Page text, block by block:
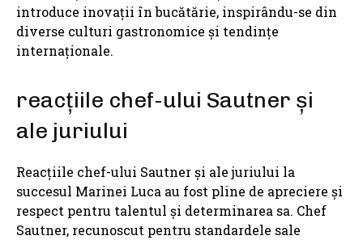
introduce inovații în bucătărie, inspirându-se din
diverse culturi gastronomice și tendințe
internaționale.
reacțiile chef-ului Sautner și
ale juriului
Reacțiile chef-ului Sautner și ale juriului la
succesul Marinei Luca au fost pline de apreciere și
respect pentru talentul și determinarea sa. Chef
Sautner, recunoscut pentru standardele sale